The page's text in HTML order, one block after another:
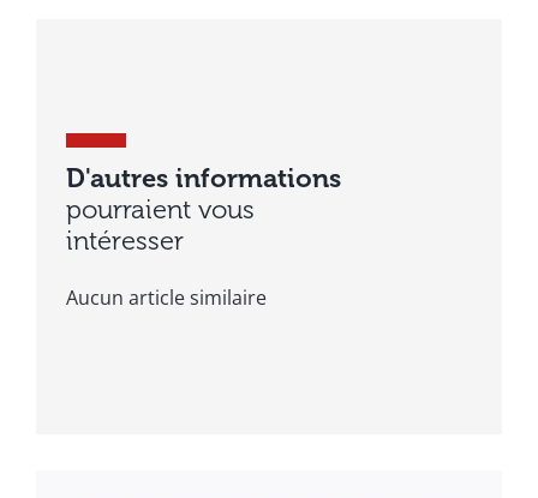
D'autres informations
pourraient vous
intéresser
Aucun article similaire